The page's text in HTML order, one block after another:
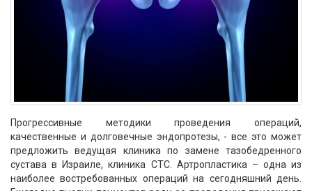
Прогрессивные методики проведения операций,
качественные и долговечные эндопротезы, - все это может
предложить ведущая клиника по замене тазобедренного
сустава в Израиле, клиника СТС. Артропластика – одна из
наиболее востребованных операций на сегодняшний день.